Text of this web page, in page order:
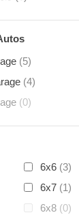
(5)
(4)
(0)
6x6 (3)
6x7 (1)
6x8 (0)